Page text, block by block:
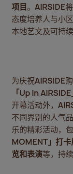
项目。 AIRSIDE
态度培养人与小
本地艺文及可持续
为庆祝AIRSIDE
「Up In AIRSIDE
开幕活动外，
不同界别的人气
乐的精彩活动，
MOMENT」打
览和表演等，持